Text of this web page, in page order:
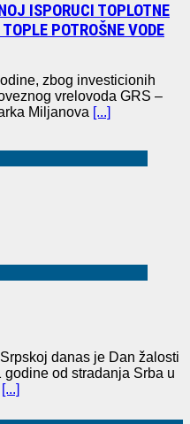
ISPORUCI TOPLOTNE
POTROŠNE VODE
zbog investicionih
vrelovoda GRS –
Miljanova [...]
danas je Dan žalosti
od stradanja Srba u
[...]